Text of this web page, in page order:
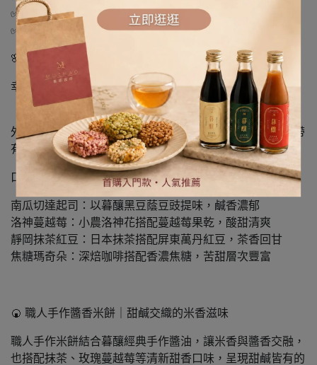
✅ 自然農法種植
✅ 低熱量
🌸 幸花酥｜花開寓意的甜美祝福
幸花酥靈感來自北宋宮餅菊花酥，外型如四葉花形，象徵
「花開富貴，好事將至」。
外層酥香、內餡細緻，結合天然食材與手作工藝，是一份帶
有祝福寓意的花型點心。
口味介紹：
南瓜切達起司：以暮釀黑豆蔭豆豉提味，鹹香濃郁
洛神蔓越莓：小農洛神花搭配蔓越莓果乾，酸甜清爽
靜岡抹茶紅豆：日本抹茶搭配屏東萬丹紅豆，茶香回甘
焦糖瑪奇朵：深焙咖啡搭配香濃焦糖，苦甜層次豐富
🍘 職人手作醬香米餅｜甜鹹交織的米香滋味
職人手作米餅結合暮釀經典手作醬油，讓米香與醬香交融，
也搭配抹茶、玫瑰蔓越莓等清新甜香口味，呈現甜鹹皆有的